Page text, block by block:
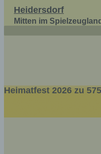
content
Heidersdorf
Mitten im
Heimatfest 2026 zu